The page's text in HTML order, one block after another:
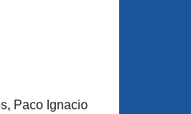
Paco Ignacio